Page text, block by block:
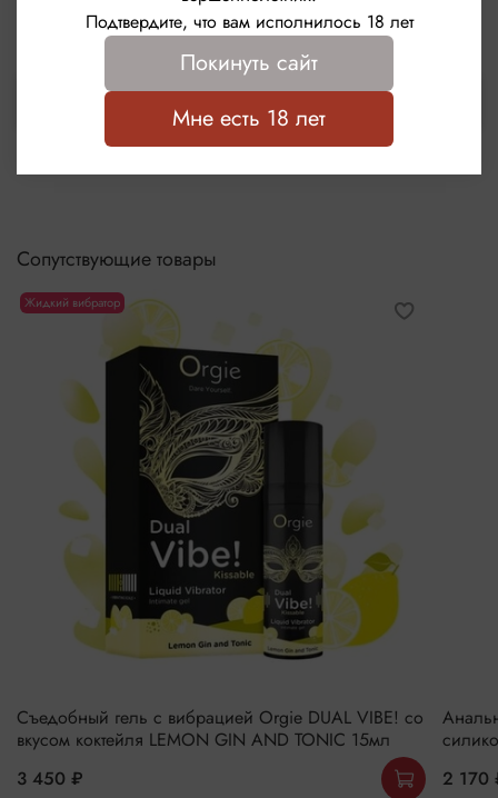
Размер 56 мм х 200 мм
Материал: натуральный каучуковый латекс
Написать отзыв
Выбрать
Сопутствующие товары
Жидкий вибратор
Съедобный гель с вибрацией Orgie DUAL VIBE! со
вкусом коктейля LEMON GIN AND TONIC 15мл
3 450 ₽
2 170
Подтвердите, что вам исполнилось 18 лет
Покинуть сайт
Мне есть 18 лет